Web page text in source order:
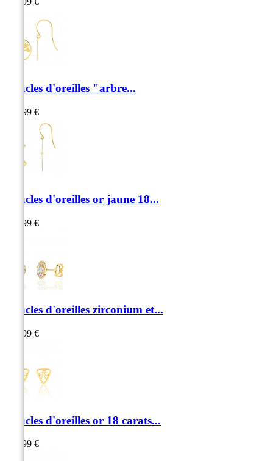
Boucles d'oreilles "arbre...
349,99 €
Boucles d'oreilles or jaune 18...
299,99 €
Boucles d'oreilles zirconium et...
289,99 €
Boucles d'oreilles or 18 carats...
339,99 €